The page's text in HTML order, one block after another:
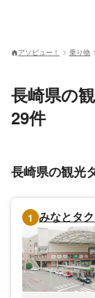
アソビュー！ 乗り物
長崎県の
29件
長崎県の観光
1 みなとタ